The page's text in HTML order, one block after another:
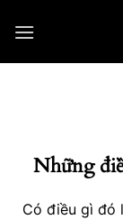
qua
Những
Có điều gì đó